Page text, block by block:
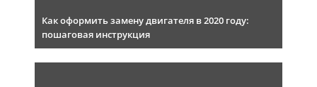
Как оформить замену двигателя в 2020 году:
пошаговая инструкция